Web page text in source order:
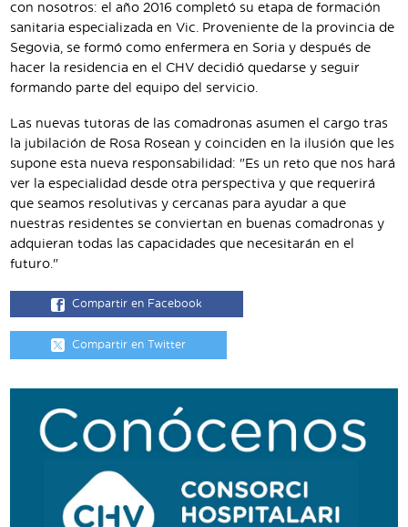
con nosotros: el año 2016 completó su etapa de formación
sanitaria especializada en Vic. Proveniente de la provincia de
Segovia, se formó como enfermera en Soria y después de
hacer la residencia en el CHV decidió quedarse y seguir
formando parte del equipo del servicio.
Las nuevas tutoras de las comadronas asumen el cargo tras
la jubilación de Rosa Rosean y coinciden en la ilusión que les
supone esta nueva responsabilidad: "Es un reto que nos hará
ver la especialidad desde otra perspectiva y que requerirá
que seamos resolutivas y cercanas para ayudar a que
nuestras residentes se conviertan en buenas comadronas y
adquieran todas las capacidades que necesitarán en el
futuro."
Compartir en Facebook
Compartir en Twitter